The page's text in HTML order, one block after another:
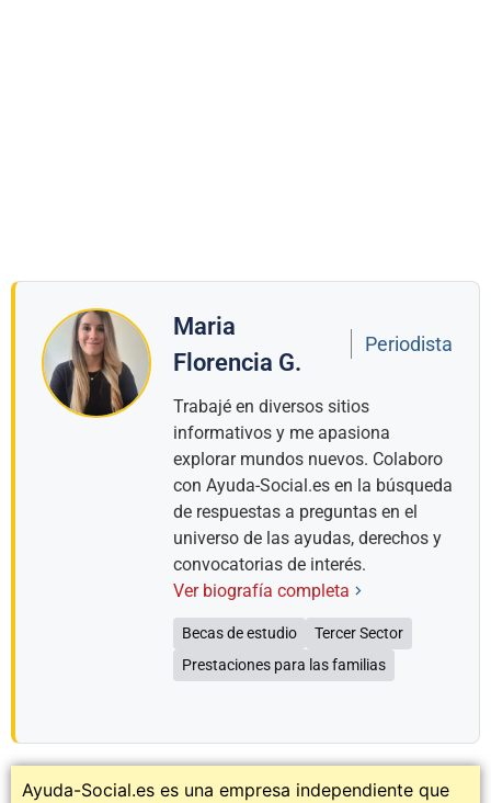
Maria
Florencia G.
Periodista
Trabajé en diversos sitios
informativos y me apasiona
explorar mundos nuevos. Colaboro
con Ayuda-Social.es en la búsqueda
de respuestas a preguntas en el
universo de las ayudas, derechos y
convocatorias de interés.
Ver biografía completa
Becas de estudio
Tercer Sector
Prestaciones para las familias
Ayuda-Social.es es una empresa independiente que